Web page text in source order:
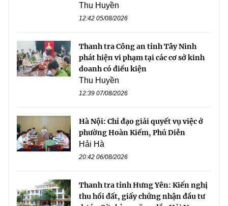
Thu Huyền
12:42 05/08/2026
Thanh tra Công an tỉnh Tây Ninh
phát hiện vi phạm tại các cơ sở kinh
doanh có điều kiện
Thu Huyền
12:39 07/08/2026
Hà Nội: Chỉ đạo giải quyết vụ việc ở
phường Hoàn Kiếm, Phú Diễn
Hải Hà
20:42 06/08/2026
Thanh tra tỉnh Hưng Yên: Kiến nghị
thu hồi đất, giấy chứng nhận đầu tư